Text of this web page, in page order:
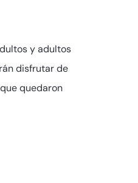
y adultos
disfrutar de
quedaron